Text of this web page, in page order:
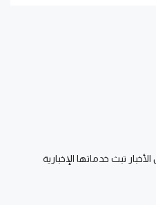
تبث خدماتها الإخبارية